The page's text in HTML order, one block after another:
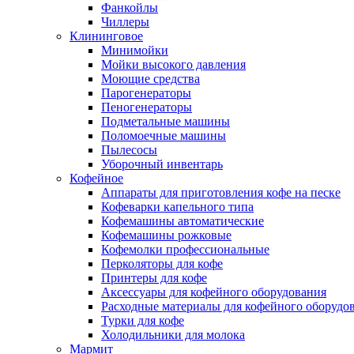
Фанкойлы
Чиллеры
Клининговое
Минимойки
Мойки высокого давления
Моющие средства
Парогенераторы
Пеногенераторы
Подметальные машины
Поломоечные машины
Пылесосы
Уборочный инвентарь
Кофейное
Аппараты для приготовления кофе на песке
Кофеварки капельного типа
Кофемашины автоматические
Кофемашины рожковые
Кофемолки профессиональные
Перколяторы для кофе
Принтеры для кофе
Аксессуары для кофейного оборудования
Расходные материалы для кофейного
Турки для кофе
Холодильники для молока
Мармит